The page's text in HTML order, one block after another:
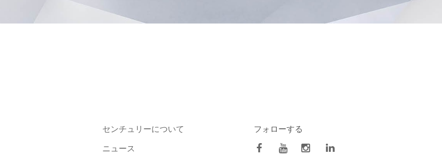
センチュリーについて
ニュース
フォローする
facebookYoutubeInstagram